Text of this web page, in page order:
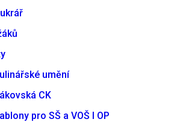
umění
CK
pro SŠ a VOŠ I OP